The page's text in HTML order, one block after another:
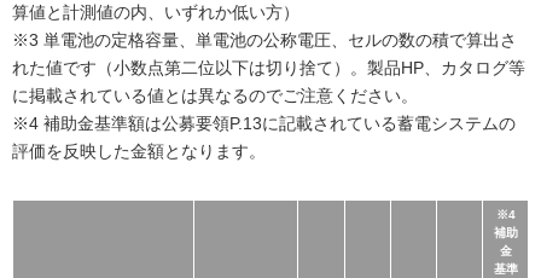
算値と計測値の内、いずれか低い方）
※3 単電池の定格容量、単電池の公称電圧、セルの数の積で算出さ
れた値です（小数点第二位以下は切り捨て）。製品HP、カタログ等
に掲載されている値とは異なるのでご注意ください。
※4 補助金基準額は公募要領P.13に記載されている蓄電システムの
評価を反映した金額となります。
※4
補助
金
基準